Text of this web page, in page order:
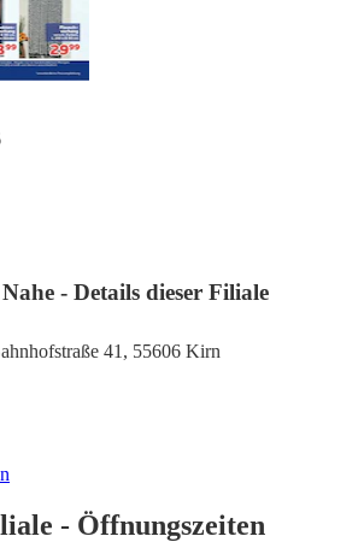
- Details dieser Filiale
41, 55606 Kirn
- Öffnungszeiten